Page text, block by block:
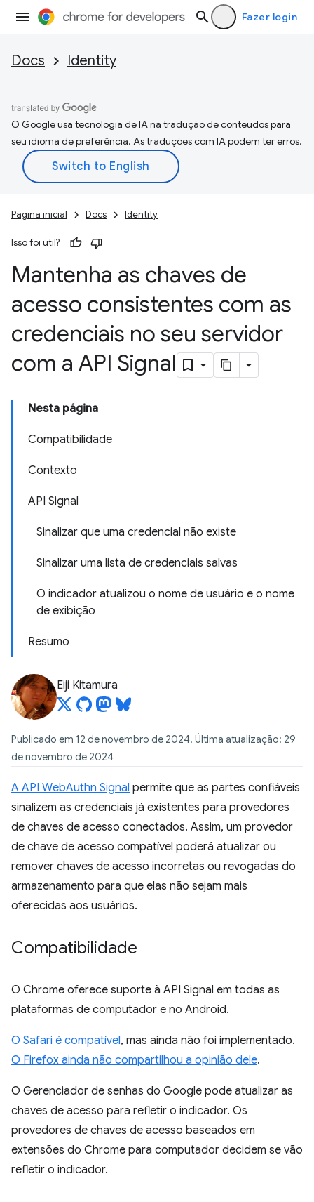
Fazer login
Docs Identity
O Google usa tecnologia de IA na tradução de conteúdos para
seu idioma de preferência. As traduções com IA podem ter erros.
Página inicial Docs Identity
Isso foi útil?
Mantenha as chaves de
acesso consistentes com as
credenciais no seu servidor
com a API Signal
Nesta página
Compatibilidade
Contexto
API Signal
Sinalizar que uma credencial não existe
Sinalizar uma lista de credenciais salvas
O indicador atualizou o nome de usuário e o nome
de exibição
Resumo
Eiji Kitamura
Publicado em 12 de novembro de 2024. Última atualização: 29
de novembro de 2024
A API WebAuthn Signal permite que as partes confiáveis
sinalizem as credenciais já existentes para provedores
de chaves de acesso conectados. Assim, um provedor
de chave de acesso compatível poderá atualizar ou
remover chaves de acesso incorretas ou revogadas do
armazenamento para que elas não sejam mais
oferecidas aos usuários.
Compatibilidade
O Chrome oferece suporte à API Signal em todas as
plataformas de computador e no Android.
O Safari é compatível, mas ainda não foi implementado.
O Firefox ainda não compartilhou a opinião dele.
O Gerenciador de senhas do Google pode atualizar as
chaves de acesso para refletir o indicador. Os
provedores de chaves de acesso baseados em
extensões do Chrome para computador decidem se vão
refletir o indicador.